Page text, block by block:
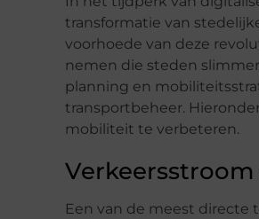
transformatie van
voorhoede van deze
nemen die steden
planning en
transportbeheer.
mobiliteit te verbeteren.
Een van de meest directe